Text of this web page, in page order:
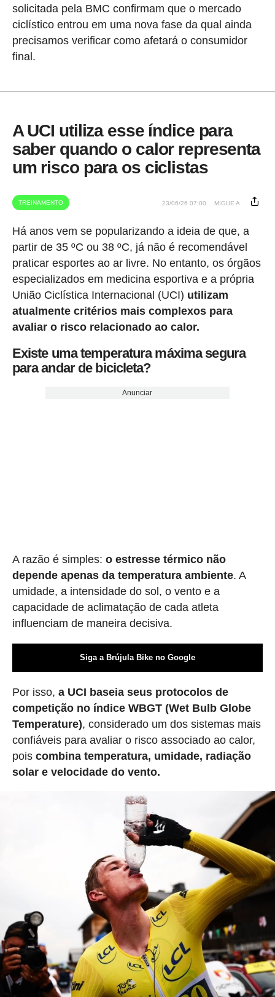
solicitada pela BMC confirmam que o mercado
ciclístico entrou em uma nova fase da qual ainda
precisamos verificar como afetará o consumidor
final.
A UCI utiliza esse índice para
saber quando o calor representa
um risco para os ciclistas
TREINAMENTO 23/06/26 07:00 MIGUE A.
Há anos vem se popularizando a ideia de que, a
partir de 35 ºC ou 38 ºC, já não é recomendável
praticar esportes ao ar livre. No entanto, os órgãos
especializados em medicina esportiva e a própria
União Ciclística Internacional (UCI) utilizam
atualmente critérios mais complexos para
avaliar o risco relacionado ao calor.
Existe uma temperatura máxima segura
para andar de bicicleta?
Anunciar
A razão é simples: o estresse térmico não
depende apenas da temperatura ambiente. A
umidade, a intensidade do sol, o vento e a
capacidade de aclimatação de cada atleta
influenciam de maneira decisiva.
Siga a Brújula Bike no Google
Por isso, a UCI baseia seus protocolos de
competição no índice WBGT (Wet Bulb Globe
Temperature), considerado um dos sistemas mais
confiáveis para avaliar o risco associado ao calor,
pois combina temperatura, umidade, radiação
solar e velocidade do vento.